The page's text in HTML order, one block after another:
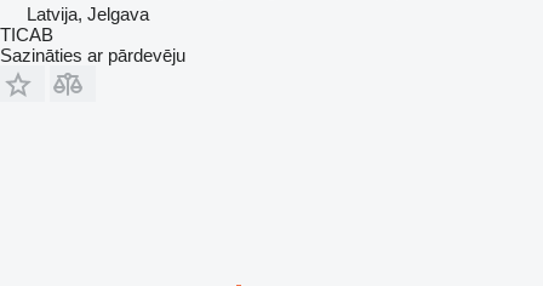
Latvija, Jelgava
TICAB
Sazināties ar pārdevēju